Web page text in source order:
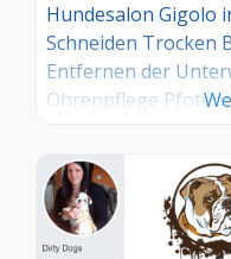
Hundesalon Gigolo
Schneiden Trocken
Entfernen der
Ohrenpflege